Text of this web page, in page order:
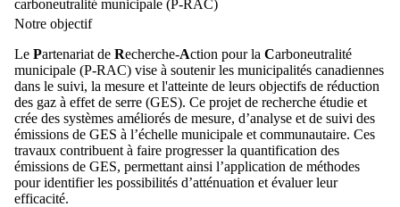
carboneutralité municipale (P-RAC)
Notre objectif
Le Partenariat de Recherche-Action pour la Carboneutralité
municipale (P-RAC) vise à soutenir les municipalités canadiennes
dans le suivi, la mesure et l'atteinte de leurs objectifs de réduction
des gaz à effet de serre (GES). Ce projet de recherche étudie et
crée des systèmes améliorés de mesure, d’analyse et de suivi des
émissions de GES à l’échelle municipale et communautaire. Ces
travaux contribuent à faire progresser la quantification des
émissions de GES, permettant ainsi l’application de méthodes
pour identifier les possibilités d’atténuation et évaluer leur
efficacité.